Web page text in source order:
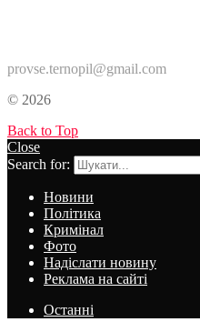
provse.ternopil@gmail.com
© 2026
Back to Top
Close
Search for:
Новини
Політика
Кримінал
Фото
Надіслати новину
Реклама на сайті
Останні